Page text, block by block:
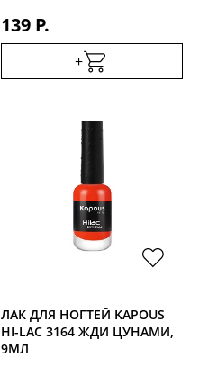
139 Р.
+
ЛАК ДЛЯ НОГТЕЙ KAPOUS
HI-LAC 3164 ЖДИ ЦУНАМИ,
9МЛ